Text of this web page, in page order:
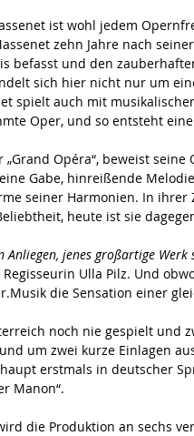
ist wohl jedem
zehn Jahre nach
befasst und den
sich hier nicht nur um
spielt auch mit
Oper, und so entsteht
Opéra“, beweist
Gabe, hinreißende
seiner Harmonien. In
heute ist sie
Anliegen, jenes großartige
Regisseurin Ulla Pilz. Und
die Sensation einer
noch nie gespielt und
um zwei kurze Einlagen
erstmals in deutscher
Manon“.
die Produktion an sechs